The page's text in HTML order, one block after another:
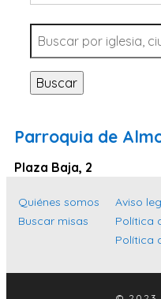
Tarragona
Navarra
Valladolid
Sevilla
Santa Cruz de
Cantabria
Islas Baleares
Las Palmas
Alicante
Buscar
Parroquia de
Plaza Baja, 2
Quiénes somos
Buscar misas
Aviso
Política
Política